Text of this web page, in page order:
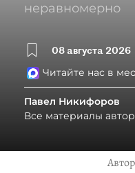
неравномерно
08 августа 2026
Читайте нас в
Павел Никифоров
Все материалы